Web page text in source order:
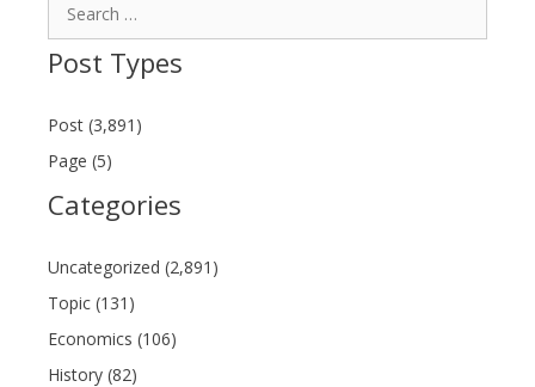
Post Types
Post (3,891)
Page (5)
Categories
Uncategorized (2,891)
Topic (131)
Economics (106)
History (82)